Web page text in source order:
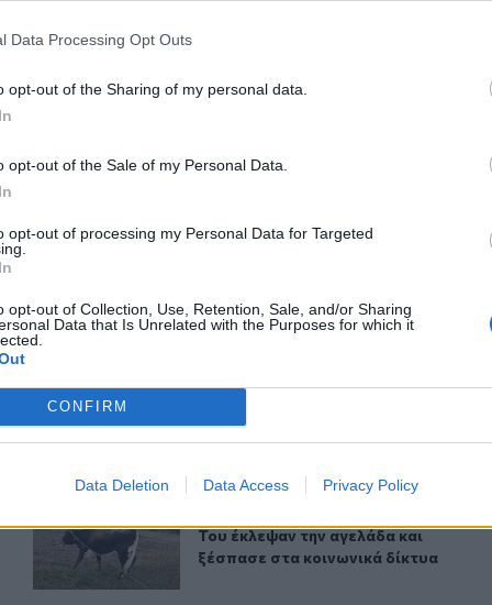
Data Processing Opt Outs
opt-out of the Sharing of my personal data.
opt-out of the Sale of my Personal Data.
opt-out of processing my Personal Data for Targeted
opt-out of Collection, Use, Retention, Sale, and/or Sharing
Data that Is Unrelated with the Purposes for which it
CONFIRM
Data Deletion Data Access Privacy Policy
του CRETALIVE
ΕΊΔΗΣΗ
στους ιδιώτες που συνέδραμαν στην πυρκαγιά
ανθρώπους - Το "ευχαριστώ" στους ιδιώτες που
Του έκλεψαν την αγελάδα και
Του έκλεψαν την αγελάδα και
ξέσπασε στα κοινωνικά δίκτυα